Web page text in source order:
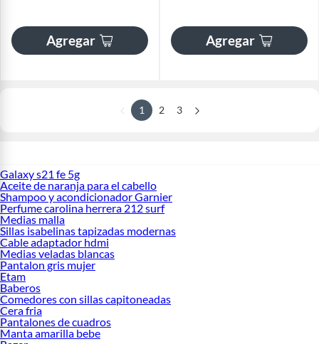
Agregar Agregar
1 2 3
Galaxy s21 fe 5g
Aceite de naranja para el cabello
Shampoo y acondicionador Garnier
Perfume carolina herrera 212 surf
Medias malla
Sillas isabelinas tapizadas modernas
Cable adaptador hdmi
Medias veladas blancas
Pantalon gris mujer
Etam
Baberos
Comedores con sillas capitoneadas
Cera fria
Pantalones de cuadros
Manta amarilla bebe